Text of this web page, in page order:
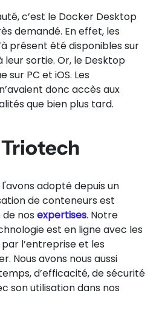
c’est le Docker Desktop
demandé. En effet, les
présent été disponibles sur
leur sortie. Or, le Desktop
sur PC et iOS. Les
donc accès aux
que bien plus tard.
adopté depuis un
de conteneurs est
nos expertises. Notre
est en ligne avec les
l’entreprise et les
Nous avons nous aussi
d’efficacité, de sécurité
son utilisation dans nos